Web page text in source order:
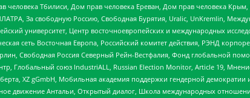
человека Тбилиси, Дом прав человека Ереван, Дом прав человека
За свободную Россию, Свободная Бурятия, Uralic, UnKremlin,
университет, Центр восточноевропейских и международных
сеть Восточная Европа, Российский комитет действия, РЭНД
Свободная Россия Северный Рейн-Вестфалия, Фонд глобальной
Глобальный союз IndustriALL, Russian Election Monitor, Article 19,
XZ gGmbH, Мобильная академия поддержки гендерной
движение Антальи, Открытый диалог, Школа международных